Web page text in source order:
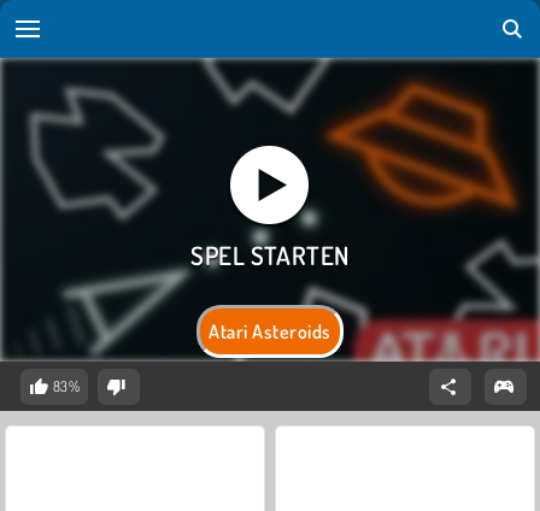
Atari Asteroids
83%